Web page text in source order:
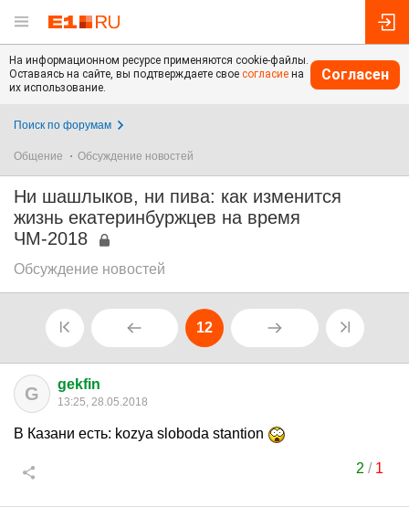
На информационном ресурсе применяются cookie-файлы.
Оставаясь на сайте, вы подтверждаете свое согласие на
их использование.
Согласен
Поиск по форумам
Общение Обсуждение новостей
Ни шашлыков, ни пива: как изменится
жизнь екатеринбуржцев на время
ЧМ-2018
Обсуждение новостей
12
G gekfin
13:25, 28.05.2018
В Казани есть: kozya sloboda stantion
2 / 1